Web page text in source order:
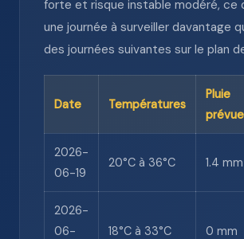
forte et risque instable modéré, ce
une journée à surveiller davantage
des journées suivantes sur le plan
Date Températures
Pluie
prévue
2026-
06-19
20°C à 36°C 1.4 mm
2026-
06-
18°C à 33°C 0 mm